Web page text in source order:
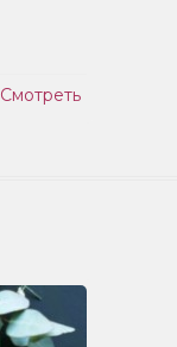
Смотреть